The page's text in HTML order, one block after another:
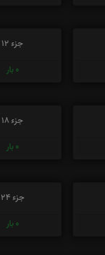
جزء 12
0 بار
جزء 18
0 بار
جزء 24
0 بار